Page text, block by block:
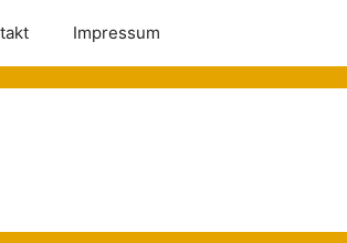
Impressum